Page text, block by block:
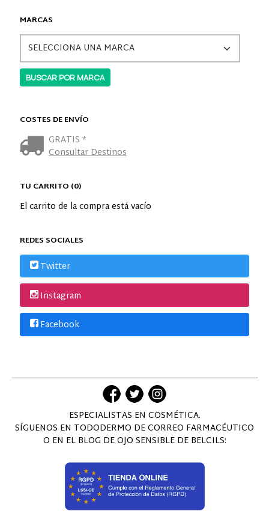
MARCAS
COSTES DE ENVÍO
GRATIS *
Consultar Destinos
TU CARRITO (0)
El carrito de la compra está vacío
REDES SOCIALES
Twitter
Instagram
Facebook
ESPECIALISTAS EN COSMÉTICA.
SÍGUENOS EN TODODERMO DE CORREO FARMACÉUTICO
O EN EL BLOG DE OJO SENSIBLE DE BELCILS: